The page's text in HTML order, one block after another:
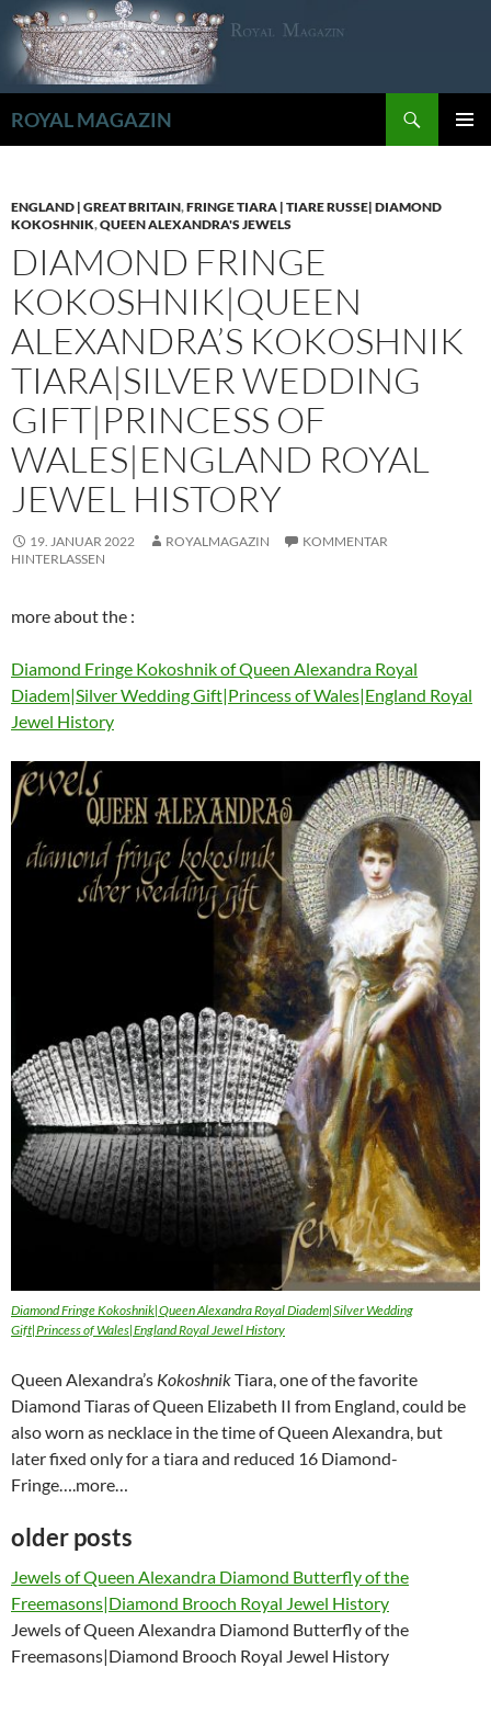
Zum
Inhalt
springen
ROYAL MAGAZIN
ENGLAND | GREAT BRITAIN,FRINGE TIARA | TIARE RUSSE| DIAMOND
KOKOSHNIK,QUEEN ALEXANDRA'S JEWELS
DIAMOND FRINGE
KOKOSHNIK|QUEEN
ALEXANDRA’S KOKOSHNIK
TIARA|SILVER WEDDING
GIFT|PRINCESS OF
WALES|ENGLAND ROYAL
JEWEL HISTORY
19. JANUAR 2022 ROYALMAGAZIN
KOMMENTAR
HINTERLASSEN
more about the :
Diamond Fringe Kokoshnik of Queen Alexandra Royal
Diadem|Silver Wedding Gift|Princess of Wales|England Royal
Jewel History
Diamond Fringe Kokoshnik|Queen Alexandra Royal Diadem|Silver Wedding
Gift|Princess of Wales|England Royal Jewel History
Queen Alexandra’s KokoshnikTiara, one of the favorite
Diamond Tiaras of Queen Elizabeth II from England, could be
also worn as necklace in the time of Queen Alexandra, but
later fixed only for a tiara and reduced 16 Diamond-
Fringe….more…
older posts
Jewels of Queen Alexandra Diamond Butterfly of the
Freemasons|Diamond Brooch Royal Jewel History
Jewels of Queen Alexandra Diamond Butterfly of the
Freemasons|Diamond Brooch Royal Jewel History